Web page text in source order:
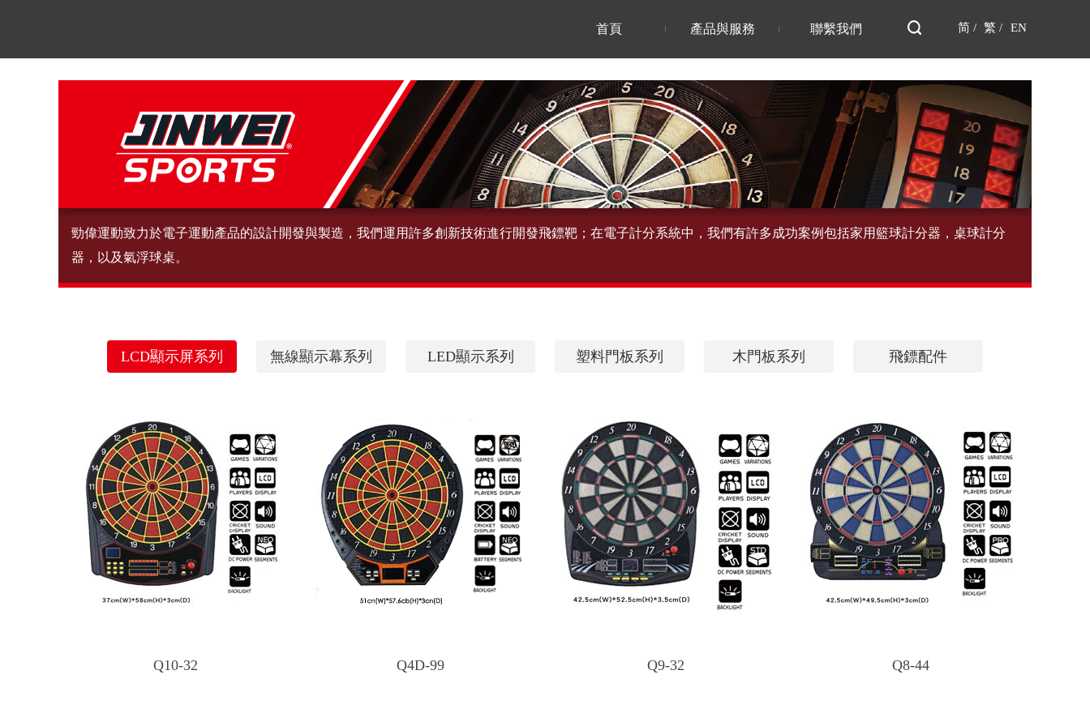
简 / 繁 / EN
首頁 產品與服務 聯繫我們
勁偉運動致力於電子運動產品的設計開發與製造，我們運用許多創新技術進行開發飛鏢靶；在電子計分系統中，我們有許多成功案例包括家用籃球計分器，桌球計分
器，以及氣浮球桌。
LCD顯示屏系列 無線顯示幕系列 LED顯示系列 塑料門板系列 木門板系列 飛鏢配件
Q10-32 Q4D-99 Q9-32 Q8-44